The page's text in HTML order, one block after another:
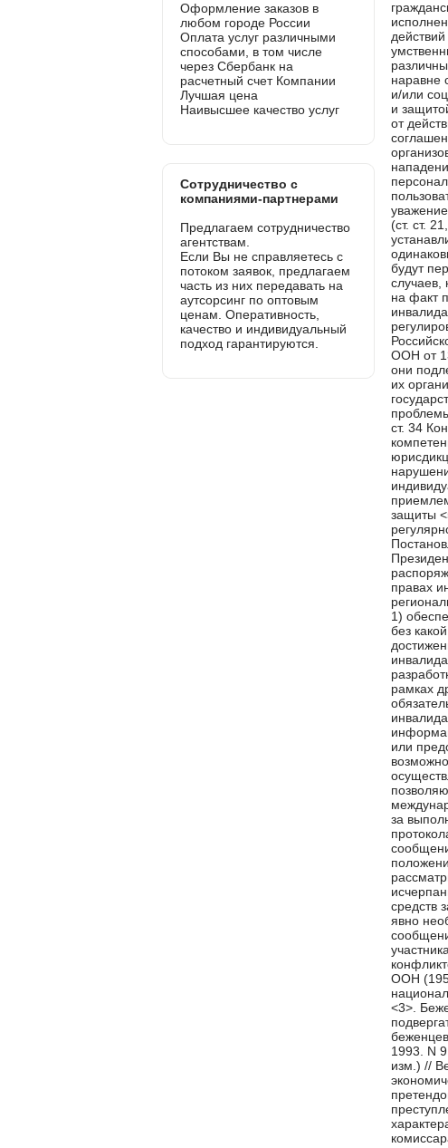
Оформление заказов в
любом городе России
Оплата услуг различными
способами, в том числе
через Сбербанк на
расчетный счет Компании
Лучшая цена
Наивысшее качество услуг
Сотрудничество с
компаниями-партнерами
Предлагаем сотрудничество
агентствам.
Если Вы не справляетесь с
потоком заявок, предлагаем
часть из них передавать на
аутсорсинг по оптовым
ценам. Оперативность,
качество и индивидуальный
подход гарантируются.